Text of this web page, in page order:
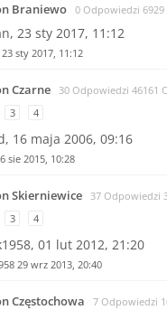
Braniewo 0 Odpowiedzi 6929
23 sty 2017, 11:12
23 sty 2017, 11:12
Czarne 30 Odpowiedzi 46161
3 4
16 maja 2006, 09:16
sie 2015, 10:28
Skierniewice 37 Odpowiedzi
3 4
01 lut 2012, 21:20
29 wrz 2013, 20:40
Częstochowa 7 Odpowiedzi